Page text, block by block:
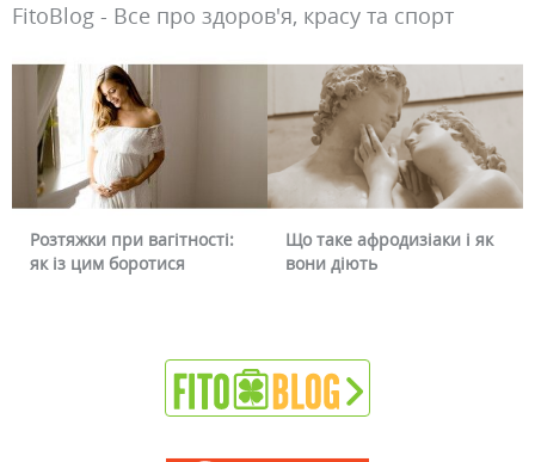
FitoBlog - Все про здоров'я, красу та спорт
Розтяжки при вагітності:
як із цим боротися
Що таке афродизіаки і як
вони діють